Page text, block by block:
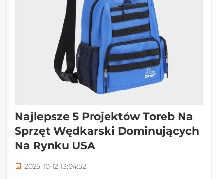
Najlepsze 5 Projektów Toreb Na
Sprzęt Wędkarski Dominujących
Na Rynku USA
2025-10-12 13:04:52